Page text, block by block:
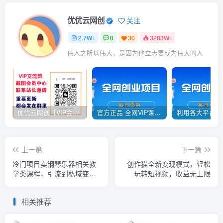
优优云网创 关注
2.7W+ 0 30 3283W+
伟人之所以伟大，是因为他立志要成为伟大的人
优优云网创【VIP会员专属交流群】 官方正品 全网VIP课程 无损下载~
上一篇
冷门项目卖钢琴乐器相关教
学类课程，引流到私域变现
下一篇
创作猫全新变现模式，轻松
玩转短视频，收益无上限
相关推荐